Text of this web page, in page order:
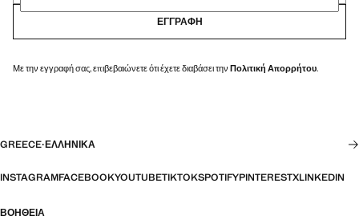
ΕΓΓΡΑΦΉ
Με την εγγραφή σας, επιβεβαιώνετε ότι έχετε διαβάσει την Πολιτική Απορρήτου.
GREECE·ΕΛΛΗΝΙΚΆ
INSTAGRAMFACEBOOKYOUTUBETIKTOKSPOTIFYPINTERESTXLINKEDIN
ΒΟΉΘΕΙΑ